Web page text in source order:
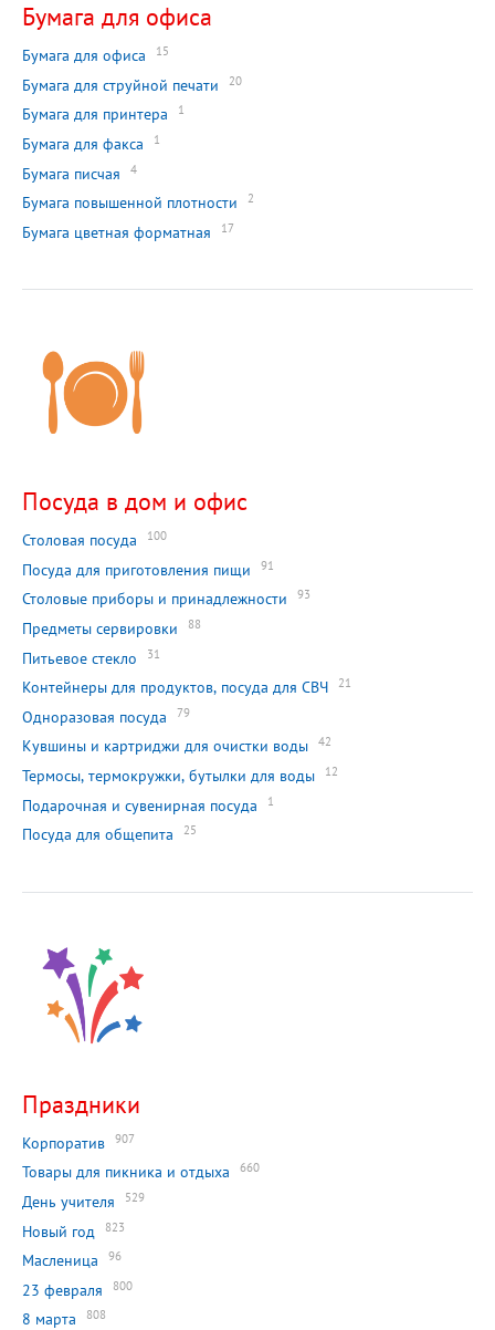
Бумага для офиса
Бумага для офиса 15
Бумага для струйной печати 20
Бумага для принтера 1
Бумага для факса 1
Бумага писчая 4
Бумага повышенной плотности 2
Бумага цветная форматная 17
Посуда в дом и офис
Столовая посуда 100
Посуда для приготовления пищи 91
Столовые приборы и принадлежности 93
Предметы сервировки 88
Питьевое стекло 31
Контейнеры для продуктов, посуда для СВЧ 21
Одноразовая посуда 79
Кувшины и картриджи для очистки воды 42
Термосы, термокружки, бутылки для воды 12
Подарочная и сувенирная посуда 1
Посуда для общепита 25
Праздники
Корпоратив 907
Товары для пикника и отдыха 660
День учителя 529
Новый год 823
Масленица 96
23 февраля 800
8 марта 808